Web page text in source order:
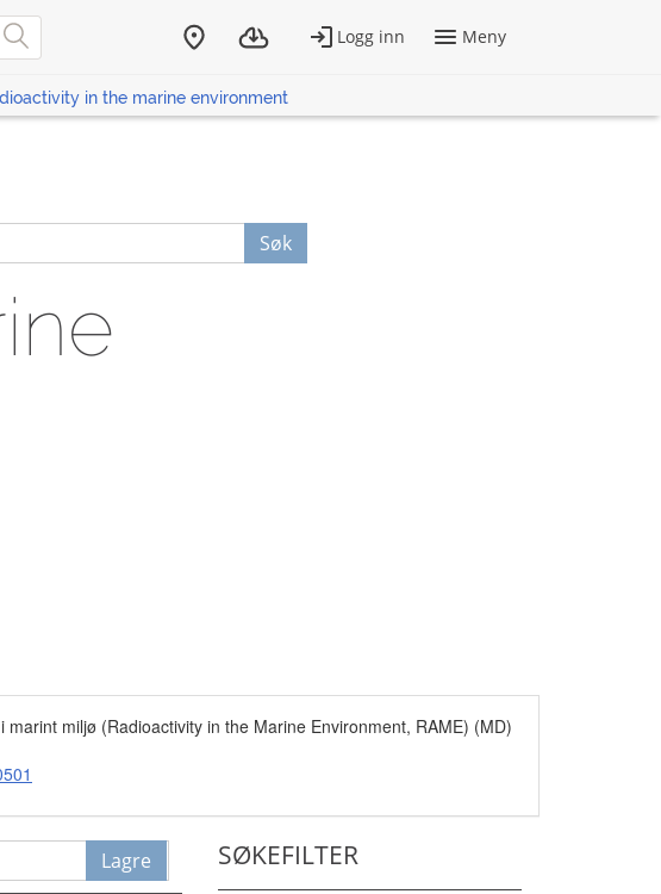
in the marine environment
Søk
miljø (Radioactivity in the Marine Environment, RAME) (MD)
Lagre SØKEFILTER